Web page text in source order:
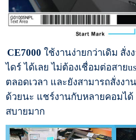
CE7000 ใช้งานง่ายกว่าเดิม สั่
ไดร์ ได้เลย ไม่ต้องเชื่อมต่อสาย
ตลอดเวลา และยังสามารถสั่งง
ด้วยนะ แชร์งานกับหลายคอมได้
สบายมาก